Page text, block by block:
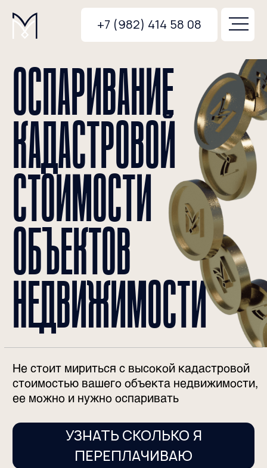
+7 (982) 414 58 08
стоимостью вашего объекта недвижимости,
ее можно и нужно оспаривать
ОСПАРИВАНИЕ
КАДАСТРОВОЙ
СТОИМОСТИ
ОБЪЕКТОВ
НЕДВИЖИМОСТИ
УЗНАТЬ СКОЛЬКО Я
ПЕРЕПЛАЧИВАЮ
Снижение кадастровой
стоимости земельных
участков и объектов
капитального
строительства позволит
вам значительно
экономить на налогах
и арендной плате